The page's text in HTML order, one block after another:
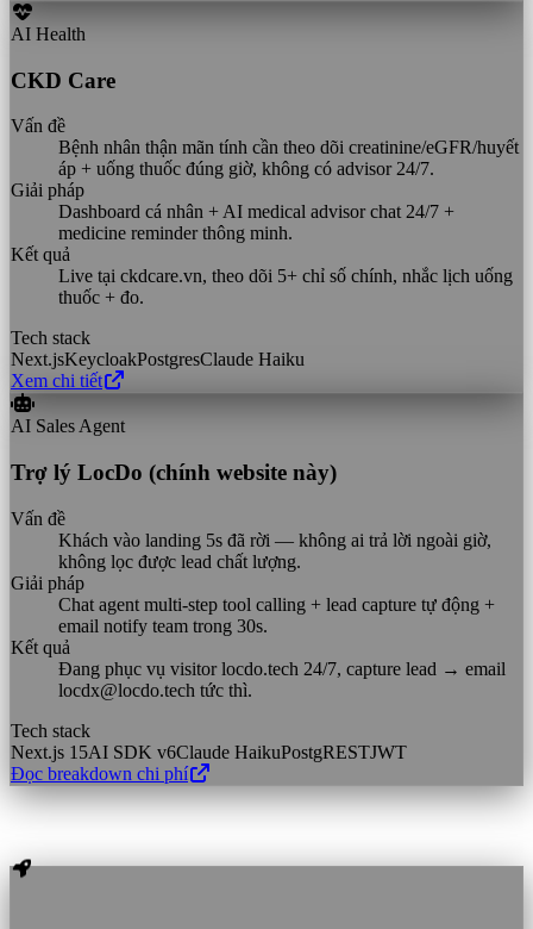
AI Health
CKD Care
Vấn đề
Bệnh nhân thận mãn tính cần theo dõi creatinine/eGFR/huyết
áp + uống thuốc đúng giờ, không có advisor 24/7.
Giải pháp
Dashboard cá nhân + AI medical advisor chat 24/7 +
medicine reminder thông minh.
Kết quả
Live tại ckdcare.vn, theo dõi 5+ chỉ số chính, nhắc lịch uống
thuốc + đo.
Tech stack
Next.jsKeycloakPostgresClaude Haiku
Xem chi tiết
AI Sales Agent
Trợ lý LocDo (chính website này)
Vấn đề
Khách vào landing 5s đã rời — không ai trả lời ngoài giờ,
không lọc được lead chất lượng.
Giải pháp
Chat agent multi-step tool calling + lead capture tự động +
email notify team trong 30s.
Kết quả
Đang phục vụ visitor locdo.tech 24/7, capture lead → email
locdx@locdo.tech tức thì.
Tech stack
Next.js 15AI SDK v6Claude HaikuPostgRESTJWT
Đọc breakdown chi phí